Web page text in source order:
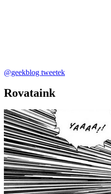
@geekblog tweetek
Rovataink